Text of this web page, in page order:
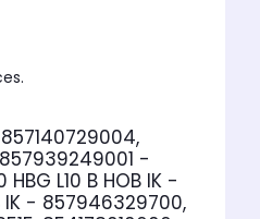
-
L10 B HOB IK -
IK - 857946329700,